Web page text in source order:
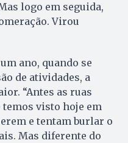
logo em seguida,
Virou
ano, quando se
de atividades, a
“Antes as ruas
temos visto hoje em
e tentam burlar o
Mas diferente do